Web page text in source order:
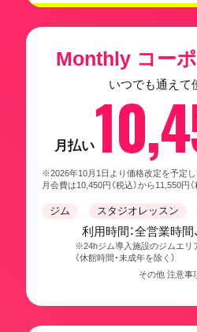
Monthly コー
いつでも通えて
月払い
※2026年10月1日より価格改定を予定し
月会費は10,450円（税込）から11,550円
ジム スタジオレッスン
利用時間：全営業時
※24hジム導入施設のジムエリ
（休館時間・未成年を除く）
その他 注意事